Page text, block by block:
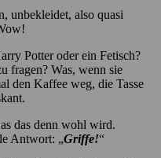
unbekleidet, also quasi
Potter oder ein Fetisch?
fragen? Was, wenn sie
den Kaffee weg, die Tasse
das denn wohl wird.
Antwort: „Griffe!“